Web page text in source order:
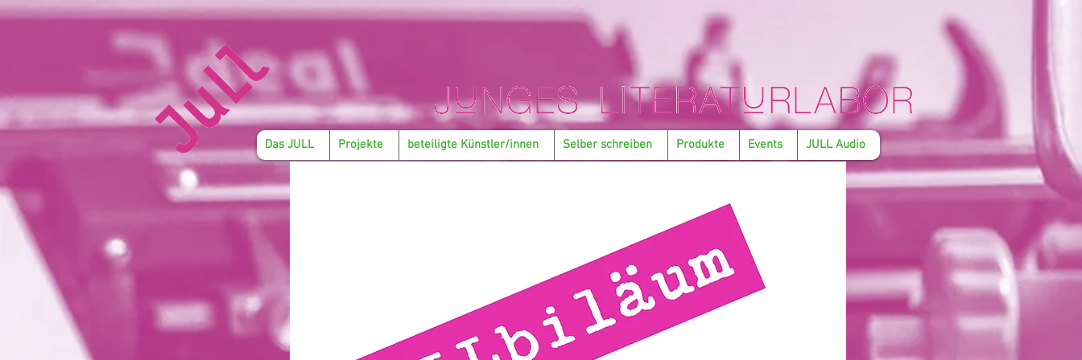
Das JULL Projekte beteiligte Künstler/innen Selber schreiben Produkte Events JULL Audio